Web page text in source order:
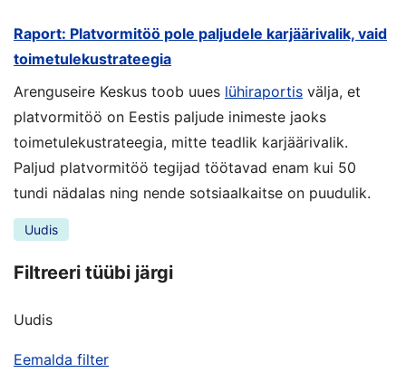
Raport: Platvormitöö pole paljudele karjäärivalik, vaid
toimetulekustrateegia
Arenguseire Keskus toob uues lühiraportis välja, et
platvormitöö on Eestis paljude inimeste jaoks
toimetulekustrateegia, mitte teadlik karjäärivalik.
Paljud platvormitöö tegijad töötavad enam kui 50
tundi nädalas ning nende sotsiaalkaitse on puudulik.
Uudis
Filtreeri tüübi järgi
Uudis
Eemalda filter